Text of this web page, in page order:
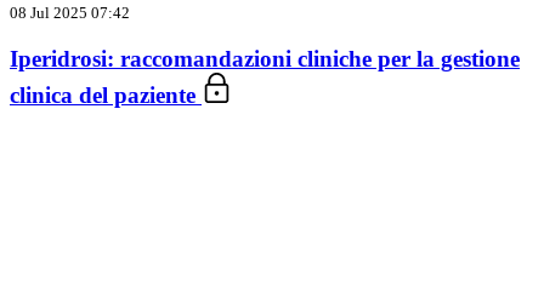
08 Jul 2025 07:42
Iperidrosi: raccomandazioni cliniche per la gestione
clinica del paziente